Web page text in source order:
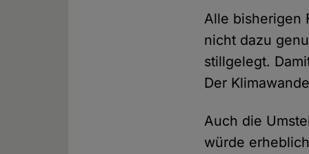
Alle bisherigen
nicht dazu
stillgelegt.
Der
Auch die
würde